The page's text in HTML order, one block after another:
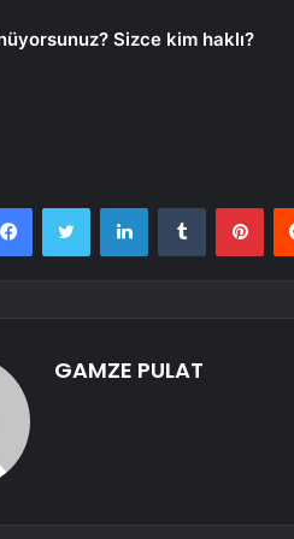
Sizce kim haklı?
FacebookTwitter LinkedInTumblr
GAMZE PULAT